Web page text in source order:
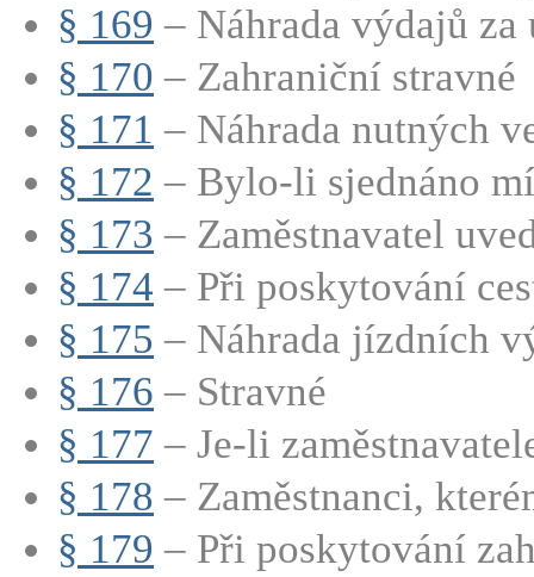
§ 169 – Náhrada výdajů
§ 170 – Zahraniční stravné
§ 171 – Náhrada nutných
§ 172 – Bylo-li sjednáno
§ 173 – Zaměstnavatel
§ 174 – Při poskytování
§ 175 – Náhrada jízdních
§ 176 – Stravné
§ 177 – Je-li
§ 178 – Zaměstnanci,
§ 179 – Při poskytování